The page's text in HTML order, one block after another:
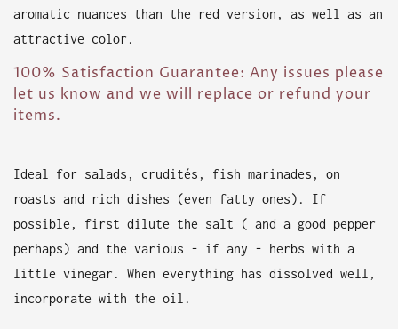
aromatic nuances than the red version, as well as an
attractive color.
100% Satisfaction Guarantee: Any issues please
let us know and we will replace or refund your
items.
Ideal for salads, crudités, fish marinades, on
roasts and rich dishes (even fatty ones). If
possible, first dilute the salt ( and a good pepper
perhaps) and the various - if any - herbs with a
little vinegar. When everything has dissolved well,
incorporate with the oil.